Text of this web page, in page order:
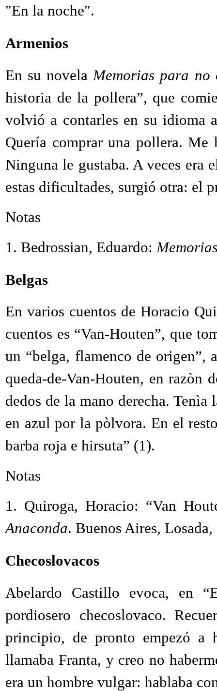
"En la noche".
Armenios
En su novela Memorias para no
historia de la pollera”, que
volvió a contarles en su idioma
Quería comprar una pollera. Me
Ninguna le gustaba. A veces era
estas dificultades, surgió otra: el
Notas
1. Bedrossian, Eduardo:
Belgas
En varios cuentos de Horacio
cuentos es “Van-Houten”, que
un “belga, flamenco de origen”,
queda-de-Van-Houten, en razòn
dedos de la mano derecha.
en azul por la pòlvora. En el
barba roja e hirsuta” (1).
Notas
1. Quiroga, Horacio: “Van
Anaconda. Buenos Aires,
Checoslovacos
Abelardo Castillo evoca, en
pordiosero checoslovaco.
principio, de pronto empezó a
llamaba Franta, y creo no
era un hombre vulgar: hablaba